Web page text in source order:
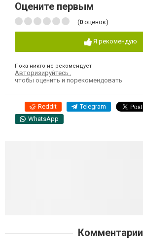
Оцените первым
(0 оценок)
Я рекомендую
Пока никто не рекомендует
Авторизируйтесь
чтобы оценить и порекомендовать
Reddit Telegram
WhatsApp
Комментарии